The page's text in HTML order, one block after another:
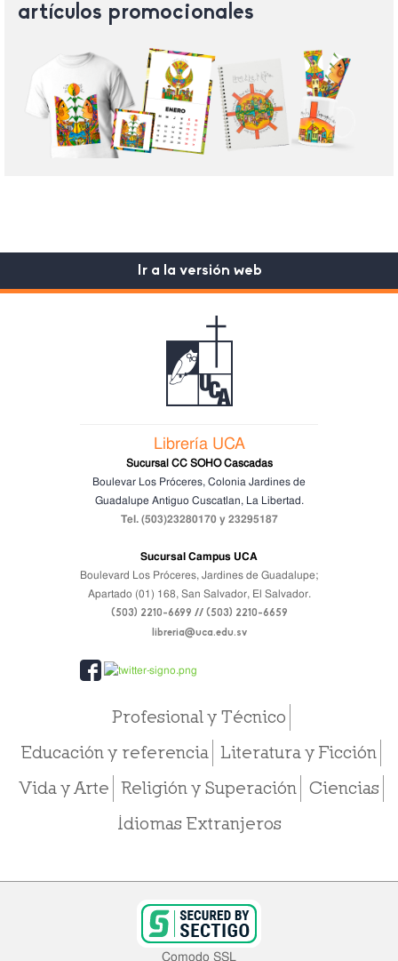
artículos promocionales
Ir a la versión web
Librería UCA
Sucursal CC SOHO Cascadas
Boulevar Los Próceres, Colonia Jardines de
GuadalupeAntiguo Cuscatlan, La Libertad.
Tel. (503)23280170 y 23295187
Sucursal Campus UCA
Boulevard Los Próceres, Jardines de Guadalupe;
Apartado (01) 168, San Salvador, El Salvador.
(503) 2210-6699 // (503) 2210-6659
libreria@uca.edu.sv
Profesional y Técnico
Educación y referencia
Literatura y Ficción
Vida y Arte
Religión y Superación
Ciencias
Idiomas Extranjeros
Comodo SSL